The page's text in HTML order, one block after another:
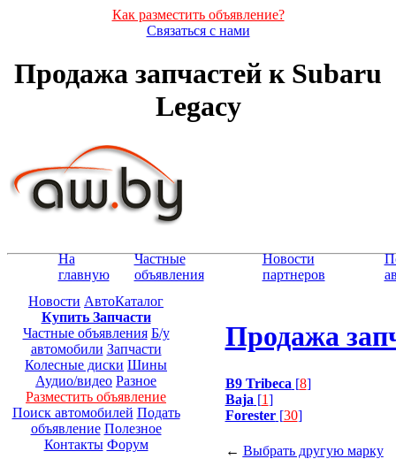
Как разместить объявление?
Связаться с нами
Продажа запчастей к Subaru
Legacy
На
главную
Частные
объявления
Новости
партнеров
Новости АвтоКаталог
Купить Запчасти
Частные объявления Б/у
автомобили Запчасти
Колесные диски Шины
Аудио/видео Разное
Разместить объявление
Поиск автомобилей Подать
объявление Полезное
Контакты Форум
Продажа
B9 Tribeca [8]
Baja [1]
Forester[30]
← Выбрать другую марку